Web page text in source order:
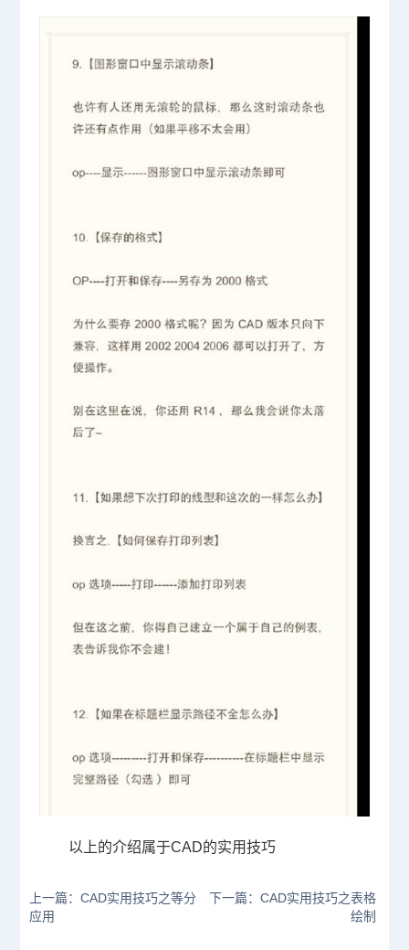
以上的介绍属于CAD的实用技巧
上一篇：CAD实用技巧之等分
应用
下一篇：CAD实用技巧之表格
绘制